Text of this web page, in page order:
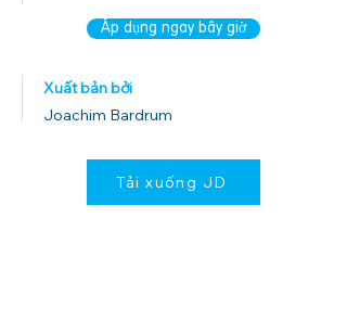
Áp dụng ngay bây giờ
Xuất bản bởi
Joachim Bardrum
Tải xuống JD